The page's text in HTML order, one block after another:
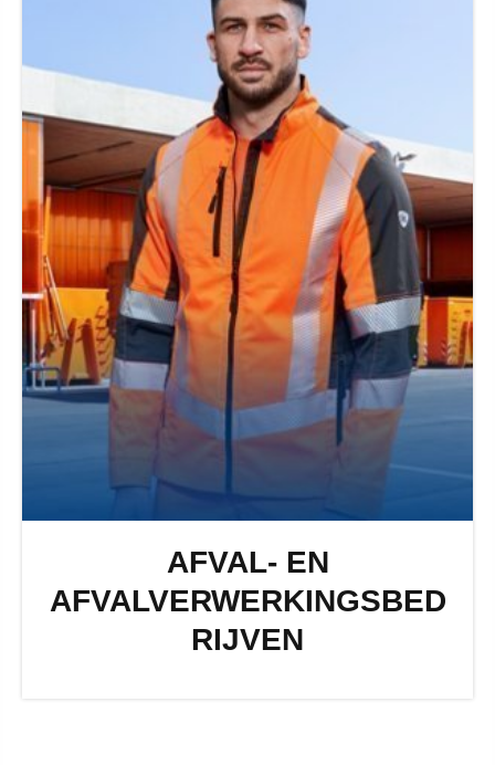
AFVAL- EN
AFVALVERWERKINGSBED
RIJVEN